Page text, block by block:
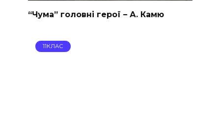
“Чума” головні герої – А. Камю
11КЛАС